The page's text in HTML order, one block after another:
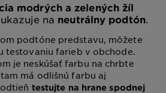
modrých a zelených žíl
na neutrálny podtón.
podtóne predstavu, môžete
testovaniu farieb v obchode.
je neskúšať farbu na chrbte
má odlišnú farbu aj
testujte na hrane spodnej